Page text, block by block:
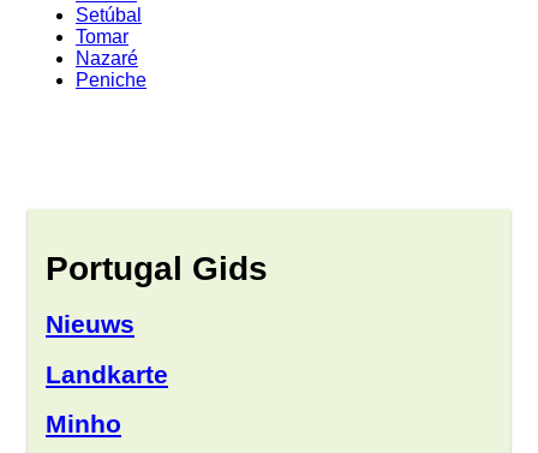
Setúbal
Tomar
Nazaré
Peniche
Portugal Gids
Nieuws
Landkarte
Minho